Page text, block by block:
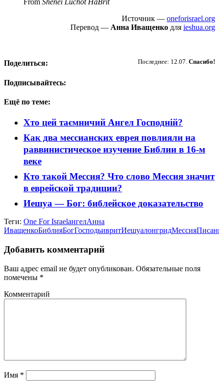
From Shenei Luchot HaBrit
Источник — oneforisrael.org
Перевод — Анна Иващенко для ieshua.org
Последнее: 12.07. Спасибо!
Поделиться:
Подписывайтесь:
Ещё по теме:
Хто цей таємничий Ангел Господній?
Как два мессианских еврея повлияли на
раввинистическое изучение Библии в 16-м
веке
Кто такой Мессия? Что слово Мессия значит
в еврейской традиции?
Иешуа — Бог: библейское доказательство
Теги: One For IsraelангелАнна
ИващенкоБиблияБогГосподьивритИешуалонгридМессия
Добавить комментарий
Ваш адрес email не будет опубликован. Обязательные поля
помечены *
Комментарий
Имя *